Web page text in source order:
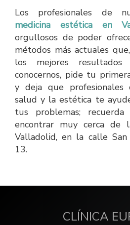
Los profesionales de
medicina estética en
orgullosos de poder
métodos más actuales
los mejores
conocernos, pide tu
y deja que
salud y la estética te
tus problemas;
encontrar muy cerca de
Valladolid, en la calle
13.
CLÍNICA